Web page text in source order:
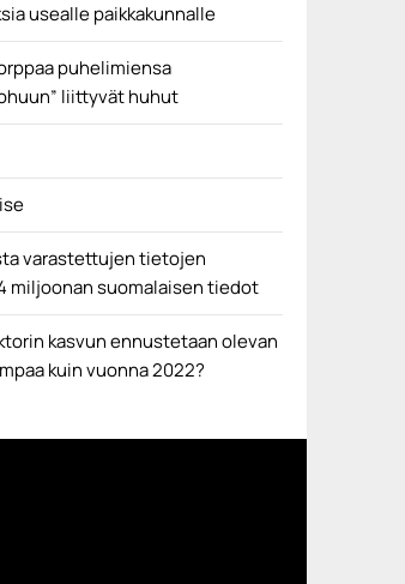
usealle paikkakunnalle
puhelimiensa
liittyvät huhut
varastettujen tietojen
miljoonan suomalaisen tiedot
kasvun ennustetaan olevan
kuin vuonna 2022?